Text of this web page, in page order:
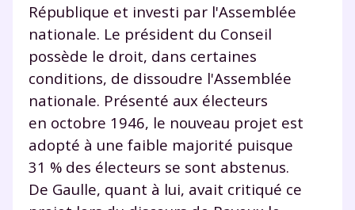
République et investi par l'Assemblée
nationale. Le président du Conseil
possède le droit, dans certaines
conditions, de dissoudre l'Assemblée
nationale. Présenté aux électeurs
en octobre 1946, le nouveau projet est
adopté à une faible majorité puisque
31 % des électeurs se sont abstenus.
De Gaulle, quant à lui, avait critiqué ce
Envie de progresser
et de réussir votre
année scolaire ?